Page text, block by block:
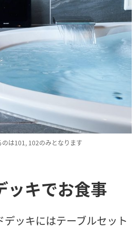
は101, 102のみとなります
ッキでお食事
ッキにはテーブルセット